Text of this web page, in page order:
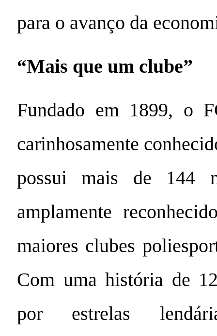
para o avanço da
“Mais que um clube”
Fundado em 1899, o
carinhosamente
possui mais de 144
amplamente
maiores clubes
Com uma história de
por estrelas